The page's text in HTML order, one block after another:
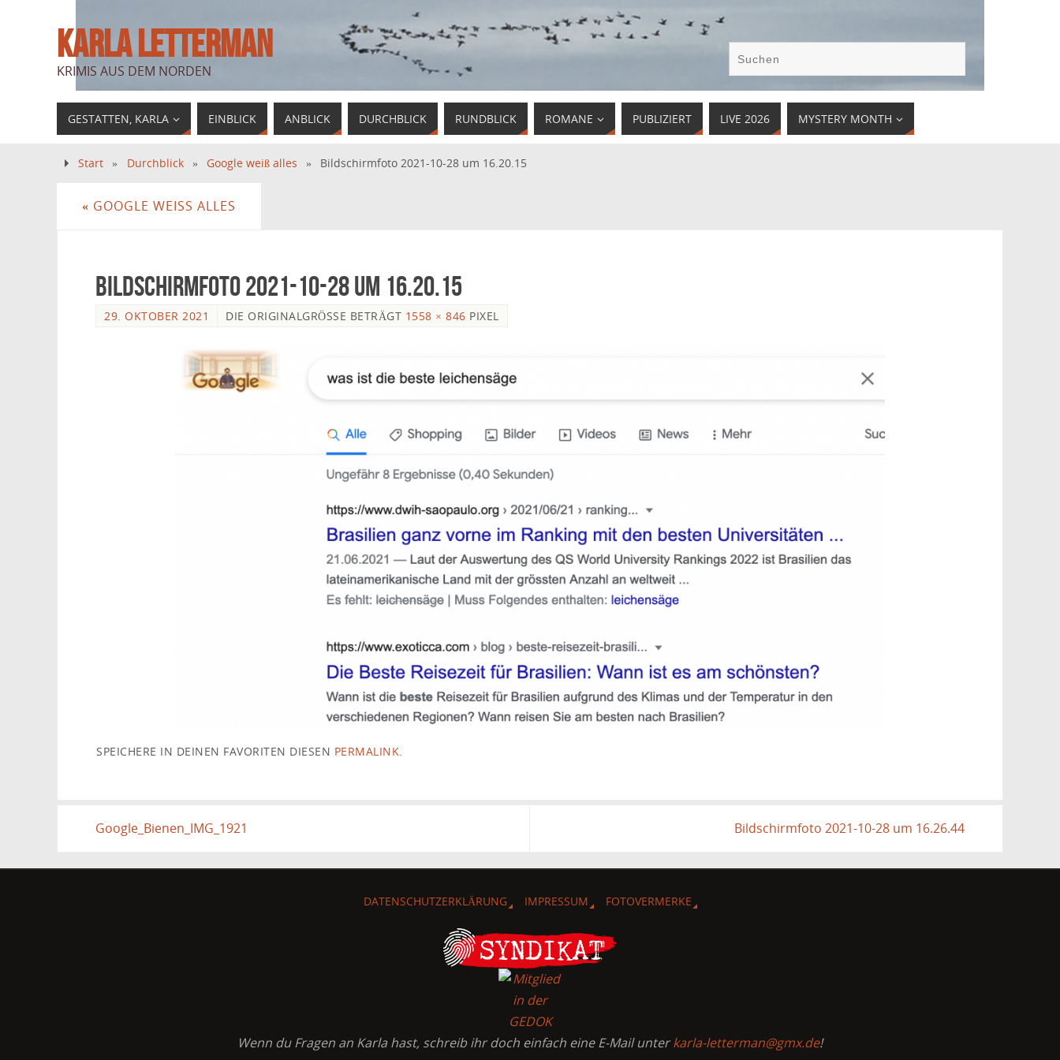
KARLA LETTERMAN
KRIMIS AUS DEM NORDEN
GESTATTEN, KARLA EINBLICK ANBLICK DURCHBLICK RUNDBLICK ROMANE PUBLIZIERT LIVE 2026 MYSTERY MONTH
Start » Durchblick » Google weiß alles » Bildschirmfoto 2021-10-28 um 16.20.15
« GOOGLE WEISS ALLES
Bildschirmfoto 2021-10-28 um 16.20.15
29. OKTOBER 2021 DIE ORIGINALGRÖSSE BETRÄGT 1558 × 846 PIXEL
SPEICHERE IN DEINEN FAVORITEN DIESEN PERMALINK.
Google_Bienen_IMG_1921 Bildschirmfoto 2021-10-28 um 16.26.44
DATENSCHUTZERKLÄRUNG IMPRESSUM FOTOVERMERKE
Wenn du Fragen an Karla hast, schreib ihr doch einfach eine E-Mail unterkarla-letterman@gmx.de!